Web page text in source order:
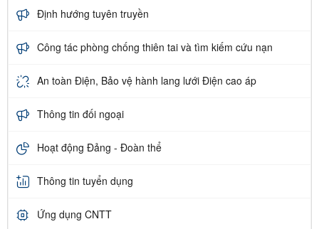
Định hướng tuyên truyền
Công tác phòng chống thiên tai và tìm kiếm cứu nạn
An toàn Điện, Bảo vệ hành lang lưới Điện cao áp
Thông tin đối ngoại
Hoạt động Đảng - Đoàn thể
Thông tin tuyển dụng
Ứng dụng CNTT